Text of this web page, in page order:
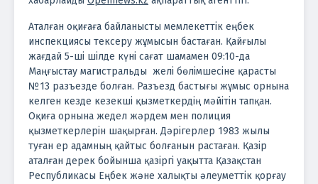
Аталған оқиғаға байланысты мемлекеттік еңбек
инспекциясы тексеру жұмысын бастаған. Қайғылы
жағдай 5-ші шілде күні сағат шамамен 09:10-да
Маңғыстау магистральды желі бөлімшесіне қарасты
№13 разъезде болған. Разъезд бастығы жұмыс орнына
келген кезде кезекші қызметкердің мәйітін тапқан.
Оқиға орнына жедел жәрдем мен полиция
қызметкерлерін шақырған. Дәрігерлер 1983 жылы
туған ер адамның қайтыс болғанын растаған. Қазір
аталған дерек бойынша қазіргі уақытта Қазақстан
Республикасы Еңбек және халықты әлеуметтік қорғау